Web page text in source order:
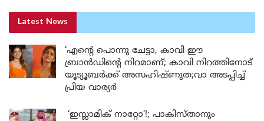
Latest News
‘എന്റെ പൊന്നു ചേട്ടാ, കാവി ഈ
ബ്രാൻഡിന്റെ നിറമാണ്; കാവി നിറത്തിനോട്
യൂട്യൂബർക്ക് അസഹിഷ്ണുത;വാ അടപ്പിച്ച്
പ്രിയ വാര്യർ
‘ഇസ്ലാമിക് നാറ്റോ’!; പാകിസ്താനും